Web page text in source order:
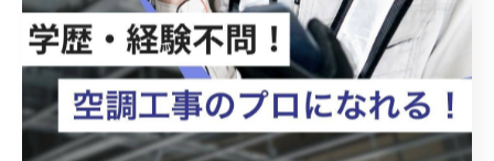
で、トータルコストを抑えることが可能です。さらに、地域
の気候条件に適した設備を選ぶことで、費用対効果をさらに
高めることができます。これにより、持続可能な運用が実現
し、長期的な経済的利益を得ることができるでしょう。